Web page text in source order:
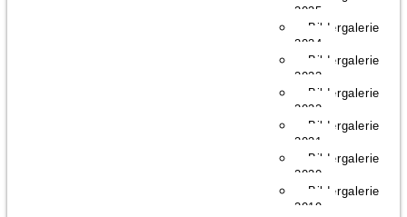
2025
Bildergalerie
2024
Bildergalerie
2023
Bildergalerie
2022
Bildergalerie
2021
Bildergalerie
2020
Bildergalerie
2019